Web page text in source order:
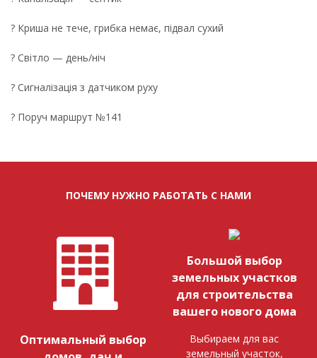
? Криша не тече, грибка немає, підвал сухий
? Світло — день/ніч
? Сигналізація з датчиком руху
? Поруч маршрут №141
ПОЧЕМУ НУЖНО РАБОТАТЬ С НАМИ
Оптимальный выбор
Большой выбор
земельных участков
для строительства
вашего нового дома
Выбираем для вас
земельный участок,